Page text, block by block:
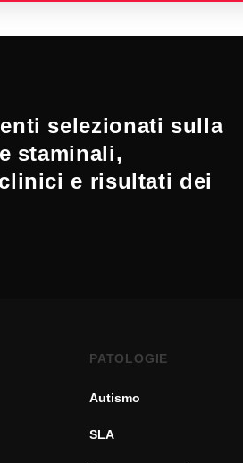
selezionati sulla
staminali,
e risultati dei
PATOLOGIE
Autismo
SLA